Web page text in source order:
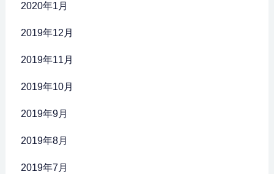
2020年1月
2019年12月
2019年11月
2019年10月
2019年9月
2019年8月
2019年7月